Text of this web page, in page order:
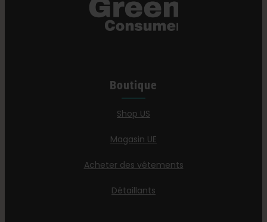
Boutique
Shop US
Magasin UE
Acheter des vêtements
Détaillants